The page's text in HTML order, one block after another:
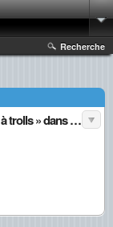
Recherche
« Cabinets blancs » – et Libé importa « l’appeau à trolls » dans la presse écrite